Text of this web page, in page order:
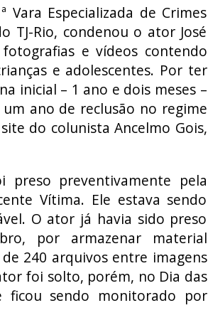
Vara Especializada de Crimes
TJ-Rio, condenou o ator José
e vídeos contendo
e adolescentes. Por ter
inicial – 1 ano e dois meses –
ano de reclusão no regime
do colunista Ancelmo Gois,
preso preventivamente pela
Vítima. Ele estava sendo
O ator já havia sido preso
por armazenar material
240 arquivos entre imagens
foi solto, porém, no Dia das
ficou sendo monitorado por